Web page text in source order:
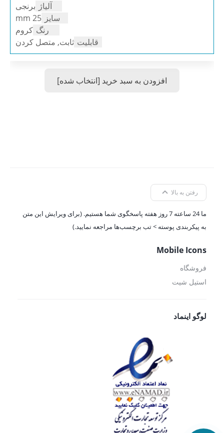
آلیاژ برنجی
سایز 25 mm
رنگ کروم
قابلیت ثابت, متصل کردن
افزودن به سبد خرید [انتخاب شده]
رفتن به بالا
ما 24 ساعته 7 روز هفته پاسخگوی شما هستیم. (برای ویرایش این متن
به پیکربندی پوسته > تب برچسب‌ها مراجعه نمایید.)
Mobile Icons
فروشگاه
استیل شیت
لوگو اینماد